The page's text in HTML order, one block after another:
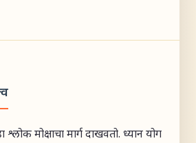
श्लोक मोक्षाचा मार्ग दाखवतो. ध्यान योग